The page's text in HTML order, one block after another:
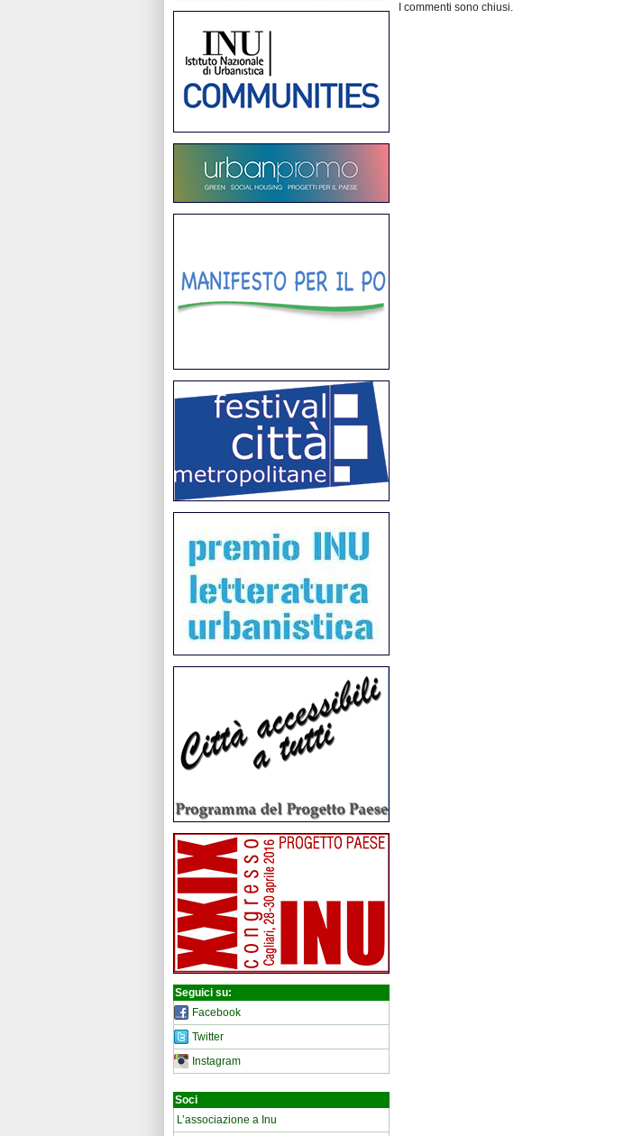
Seguici su:
Facebook
Twitter
Instagram
Soci
L’associazione a Inu
I commenti sono chiusi.